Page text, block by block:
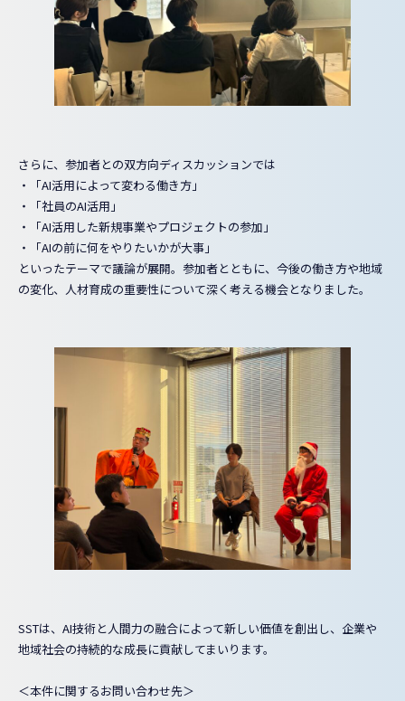
さらに、参加者との双方向ディスカッションでは
・「AI活用によって変わる働き方」
・「社員のAI活用」
・「AI活用した新規事業やプロジェクトの参加」
・「AIの前に何をやりたいかが大事」
といったテーマで議論が展開。参加者とともに、今後の働き方や地域
の変化、人材育成の重要性について深く考える機会となりました。
SSTは、AI技術と人間力の融合によって新しい価値を創出し、企業や
地域社会の持続的な成長に貢献してまいります。
＜本件に関するお問い合わせ先＞